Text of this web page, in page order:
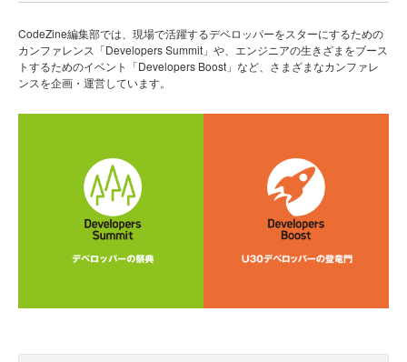
CodeZine編集部では、現場で活躍するデベロッパーをスターにするための
カンファレンス「Developers Summit」や、エンジニアの生きざまをブース
トするためのイベント「Developers Boost」など、さまざまなカンファレ
ンスを企画・運営しています。